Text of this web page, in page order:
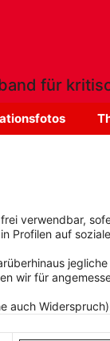
für
verwendbar,
Profilen auf
wir für
auch